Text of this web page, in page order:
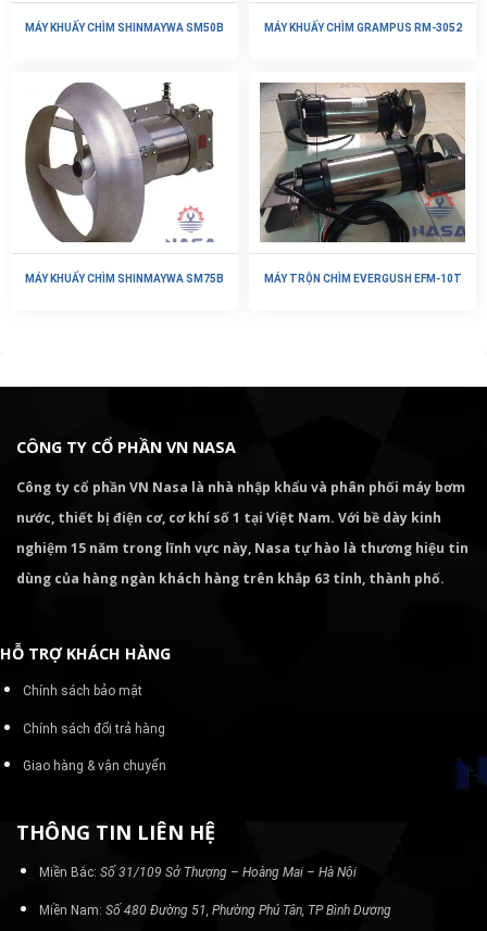
MÁY KHUẤY CHÌM SHINMAYWA SM50B MÁY KHUẤY CHÌM GRAMPUS RM-3052
MÁY KHUẤY CHÌM SHINMAYWA SM75B MÁY TRỘN CHÌM EVERGUSH EFM-10T
CÔNG TY CỔ PHẦN VN NASA
Công ty cổ phần VN Nasa là nhà nhập khẩu và phân phối máy bơm
nước, thiết bị điện cơ, cơ khí số 1 tại Việt Nam. Với bề dày kinh
nghiệm 15 năm trong lĩnh vực này, Nasa tự hào là thương hiệu tin
dùng của hàng ngàn khách hàng trên khắp 63 tỉnh, thành phố.
HỖ TRỢ KHÁCH HÀNG
Chính sách bảo mật
Chính sách đổi trả hàng
Giao hàng & vận chuyển
THÔNG TIN LIÊN HỆ
Miền Bắc: Số 31/109 Sở Thượng – Hoàng Mai – Hà Nội
Miền Nam: Số 480 Đường 51, Phường Phú Tân, TP Bình Dương